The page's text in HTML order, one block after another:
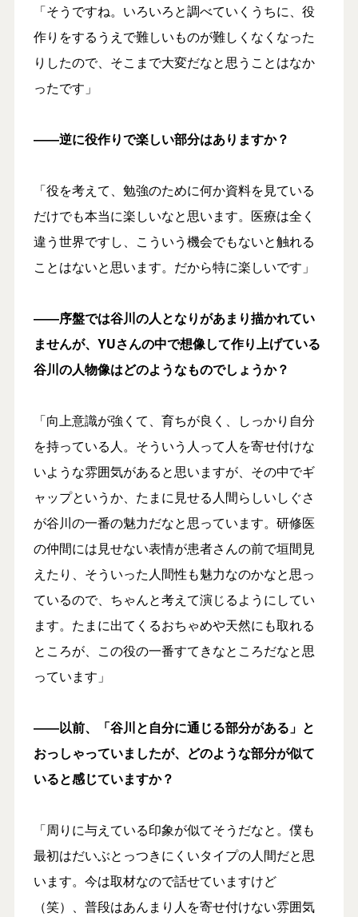
「そうですね。いろいろと調べていくうちに、役
作りをするうえで難しいものが難しくなくなった
りしたので、そこまで大変だなと思うことはなか
ったです」
――逆に役作りで楽しい部分はありますか？
「役を考えて、勉強のために何か資料を見ている
だけでも本当に楽しいなと思います。医療は全く
違う世界ですし、こういう機会でもないと触れる
ことはないと思います。だから特に楽しいです」
――序盤では谷川の人となりがあまり描かれてい
ませんが、YUさんの中で想像して作り上げている
谷川の人物像はどのようなものでしょうか？
「向上意識が強くて、育ちが良く、しっかり自分
を持っている人。そういう人って人を寄せ付けな
いような雰囲気があると思いますが、その中でギ
ャップというか、たまに見せる人間らしいしぐさ
が谷川の一番の魅力だなと思っています。研修医
の仲間には見せない表情が患者さんの前で垣間見
えたり、そういった人間性も魅力なのかなと思っ
ているので、ちゃんと考えて演じるようにしてい
ます。たまに出てくるおちゃめや天然にも取れる
ところが、この役の一番すてきなところだなと思
っています」
――以前、「谷川と自分に通じる部分がある」と
おっしゃっていましたが、どのような部分が似て
いると感じていますか？
「周りに与えている印象が似てそうだなと。僕も
最初はだいぶとっつきにくいタイプの人間だと思
います。今は取材なので話せていますけど
（笑）、普段はあんまり人を寄せ付けない雰囲気